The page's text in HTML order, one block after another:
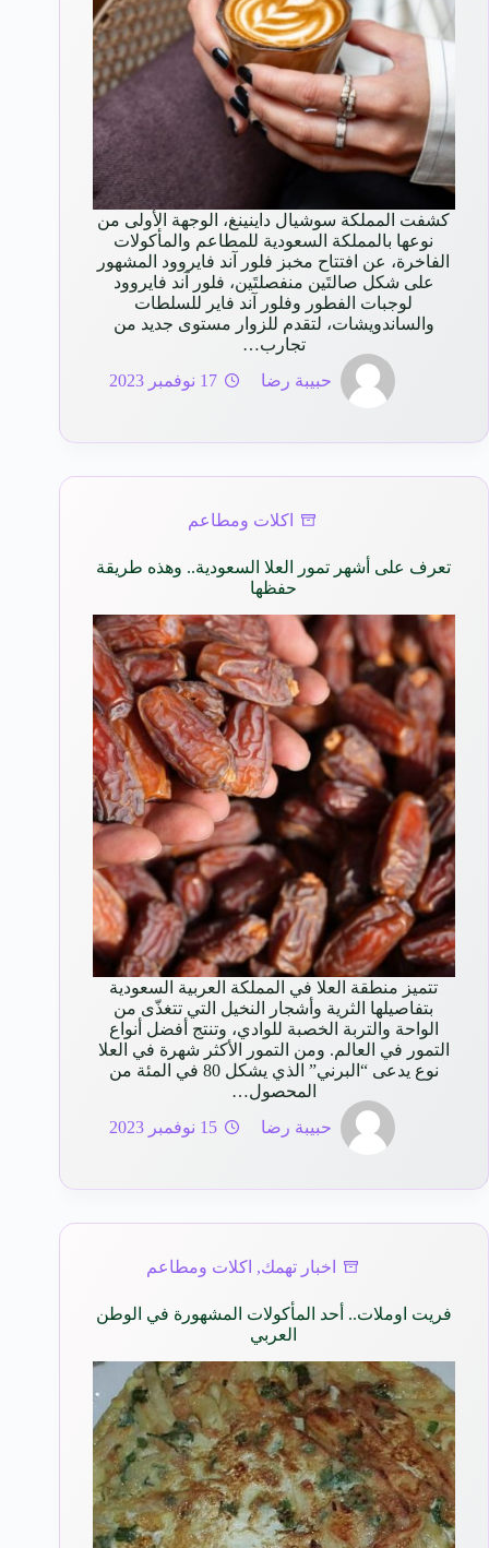
كشفت المملكة سوشيال داينينغ، الوجهة الأولى من
نوعها بالمملكة السعودية للمطاعم والمأكولات
الفاخرة، عن افتتاح مخبز فلور آند فايروود المشهور
على شكل صالتَين منفصلتَين، فلور آند فايروود
لوجبات الفطور وفلور آند فاير للسلطات
والساندويشات، لتقدم للزوار مستوى جديد من
تجارب…
حبيبة رضا
17 نوفمبر 2023
اكلات ومطاعم
تعرف على أشهر تمور العلا السعودية.. وهذه طريقة
حفظها
تتميز منطقة العلا في المملكة العربية السعودية
بتفاصيلها الثرية وأشجار النخيل التي تتغذّى من
الواحة والتربة الخصبة للوادي، وتنتج أفضل أنواع
التمور في العالم. ومن التمور الأكثر شهرة في العلا
نوع يدعى “البرني” الذي يشكل 80 في المئة من
المحصول…
حبيبة رضا
15 نوفمبر 2023
اخبار تهمك, اكلات ومطاعم
فريت اوملات.. أحد المأكولات المشهورة في الوطن
العربي